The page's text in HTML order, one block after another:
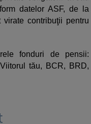
datelor ASF, de la
contribuţii pentru
fonduri de pensii:
tău, BCR, BRD,